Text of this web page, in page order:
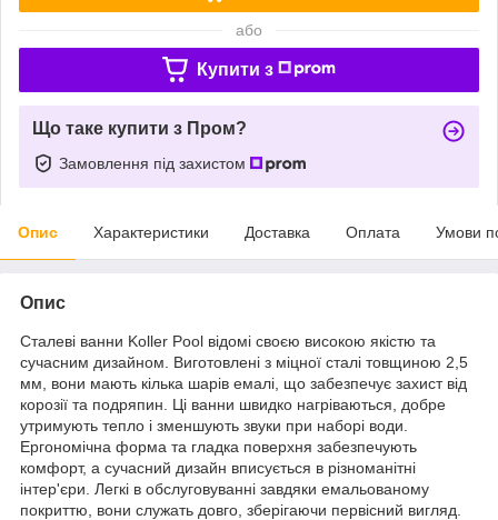
або
Купити з
Що таке купити з Пром?
Замовлення під захистом
Опис Характеристики Доставка Оплата Умови
Опис
Сталеві ванни Koller Pool відомі своєю високою якістю та
сучасним дизайном. Виготовлені з міцної сталі товщиною 2,5
мм, вони мають кілька шарів емалі, що забезпечує захист від
корозії та подряпин. Ці ванни швидко нагріваються, добре
утримують тепло і зменшують звуки при наборі води.
Ергономічна форма та гладка поверхня забезпечують
комфорт, а сучасний дизайн вписується в різноманітні
інтер'єри. Легкі в обслуговуванні завдяки емальованому
покриттю, вони служать довго, зберігаючи первісний вигляд.